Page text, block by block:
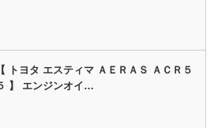
【 トヨタ エスティマ ＡＥＲＡＳ ＡＣＲ５
】 エンジンオイ…